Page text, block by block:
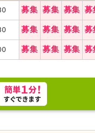
募集 募集 募集 募
募集 募集 募集 募
募集 募集 募集 募